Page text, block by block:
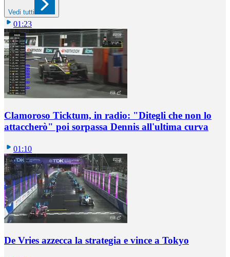
Vedi tutti
01:23
Clamoroso Ticktum, in radio: "Ditegli che non lo
attaccherò" poi sorpassa Dennis all'ultima curva
01:10
De Vries azzecca la strategia e vince a Tokyo